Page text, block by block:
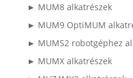
► MUM8 alkatrészek
► MUM9 OptiMUM
► MUMS2 robotgéphez
► MUMX alkatrészek